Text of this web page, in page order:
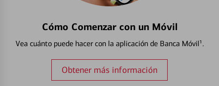
Cómo Comenzar con un Móvil
Vea cuánto puede hacer con la aplicación de Banca Móvil¹.
Obtener más información